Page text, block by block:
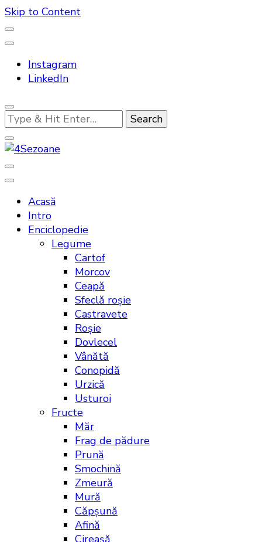
Skip to Content
Instagram
LinkedIn
Looking
for
Something?
4Sezoane
Acasă
Intro
Enciclopedie
Legume
Cartof
Morcov
Ceapă
Sfeclă roșie
Castravete
Roșie
Dovlecel
Vânătă
Conopidă
Urzică
Usturoi
Fructe
Măr
Frag de pădure
Prună
Smochină
Zmeură
Mură
Căpșună
Afină
Cireașă